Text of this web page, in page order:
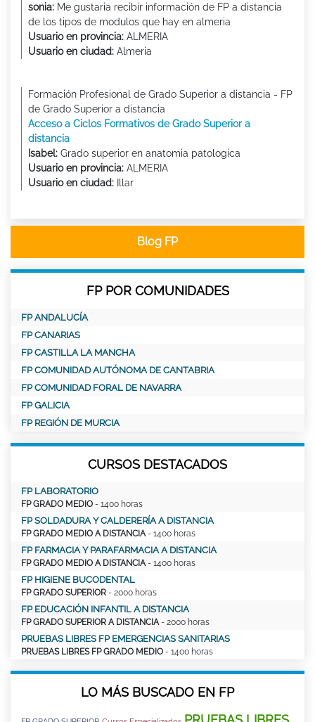
sonia: Me gustaria recibir información de FP a distancia
de los tipos de modulos que hay en almeria
Usuario en provincia: ALMERIA
Usuario en ciudad: Almeria
Formación Profesional de Grado Superior a distancia - FP
de Grado Superior a distancia
Acceso a Ciclos Formativos de Grado Superior a
distancia
Isabel: Grado superior en anatomia patologica
Usuario en provincia: ALMERIA
Usuario en ciudad: Illar
Blog FP
FP POR COMUNIDADES
FP ANDALUCÍA
FP CANARIAS
FP CASTILLA LA MANCHA
FP COMUNIDAD AUTÓNOMA DE CANTABRIA
FP COMUNIDAD FORAL DE NAVARRA
FP GALICIA
FP REGIÓN DE MURCIA
CURSOS DESTACADOS
FP LABORATORIO
FP GRADO MEDIO - 1400 horas
FP SOLDADURA Y CALDERERÍA A DISTANCIA
FP GRADO MEDIO A DISTANCIA - 1400 horas
FP FARMACIA Y PARAFARMACIA A DISTANCIA
FP GRADO MEDIO A DISTANCIA - 1400 horas
FP HIGIENE BUCODENTAL
FP GRADO SUPERIOR - 2000 horas
FP EDUCACIÓN INFANTIL A DISTANCIA
FP GRADO SUPERIOR A DISTANCIA - 2000 horas
PRUEBAS LIBRES FP EMERGENCIAS SANITARIAS
PRUEBAS LIBRES FP GRADO MEDIO - 1400 horas
LO MÁS BUSCADO EN FP